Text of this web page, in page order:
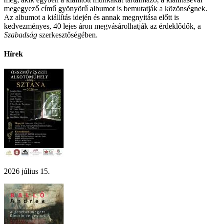
megegyező című gyönyörű albumot is bemutatják a közönségnek.
Az albumot a kiállítás idején és annak megnyitása előtt is
kedvezményes, 40 lejes áron megvásárolhatják az érdeklődők, a
Szabadság szerkesztőségében.
Hírek
2026 július 15.